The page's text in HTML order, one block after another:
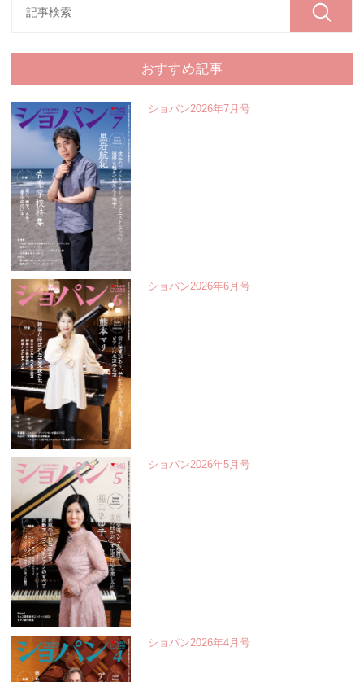
おすすめ記事
ショパン2026年7月号
ショパン2026年6月号
ショパン2026年5月号
ショパン2026年4月号